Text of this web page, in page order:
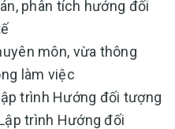
phân tích hướng đối
môn, vừa thông
làm việc
trình Hướng đối tượng
trình Hướng đối